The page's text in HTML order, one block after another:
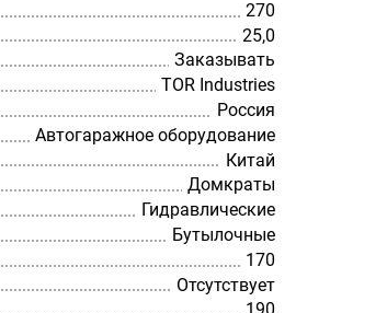
270
25,0
Заказывать
TOR Industries
Россия
Автогаражное оборудование
Китай
Домкраты
Гидравлические
Бутылочные
170
Отсутствует